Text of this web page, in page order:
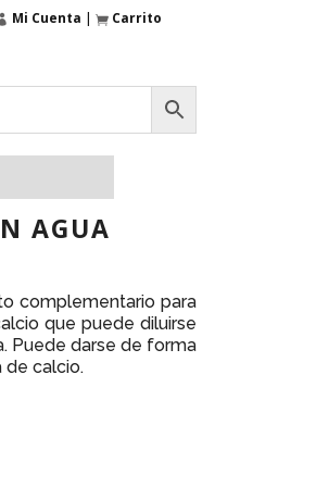
Mi Cuenta | Carrito
AGUA
complementario para
que puede diluirse
Puede darse de forma
de calcio.